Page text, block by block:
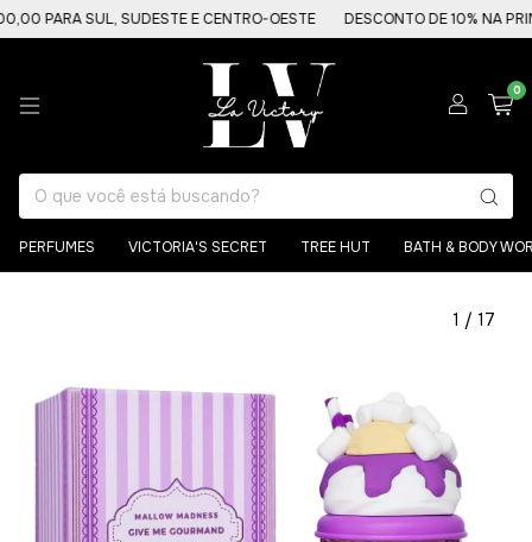
SUL, SUDESTE E CENTRO-OESTE DESCONTO DE 10% NA
0
PERFUMES VICTORIA'S SECRET TREE HUT BATH & BODY
1 / 17